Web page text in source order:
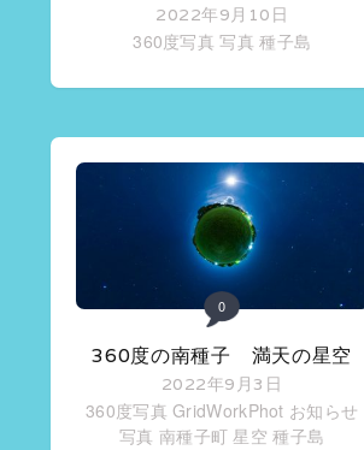
2022年9月10日
360度写真 写真 種子島
0
360度の南種子 満天の星空
2022年9月3日
360度写真 GridWorkPhot お知らせ
写真 南種子町 星空 種子島